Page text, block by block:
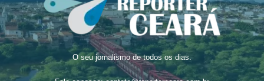
O seu jornalismo de todos os dias.